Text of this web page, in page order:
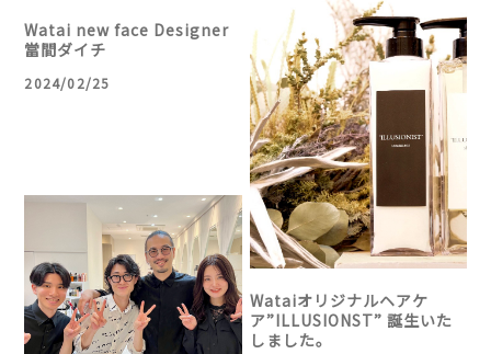
Watai new face Designer
當間ダイチ
2024/02/25
Wataiオリジナルヘアケ
ア”ILLUSIONST” 誕生いた
しました。